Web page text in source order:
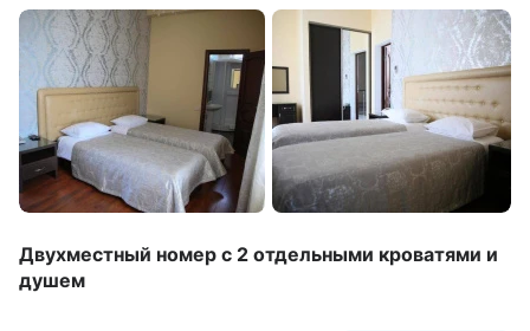
мебель, шкаф, работает высокоскоростной интернет,
есть телевизор, телефон, кондиционер. Санузел с
душевой кабиной. Гостям предоставляются туалетные
принадлежности, мягкие полотенца, есть фен, чтобы
высушить волосы. На территории отеля работает
ресторан с широким выбором блюд и напитков. Стойка
регистрации круглосуточная. Автовладельцы могут
оставить транспорт на парковке.
Двухместный номер с 2 отдельными кроватями и
душем